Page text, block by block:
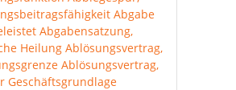
Abgabe
Abgabensatzung,
Heilung Ablösungsvertrag,
Ablösungsvertrag,
Geschäftsgrundlage